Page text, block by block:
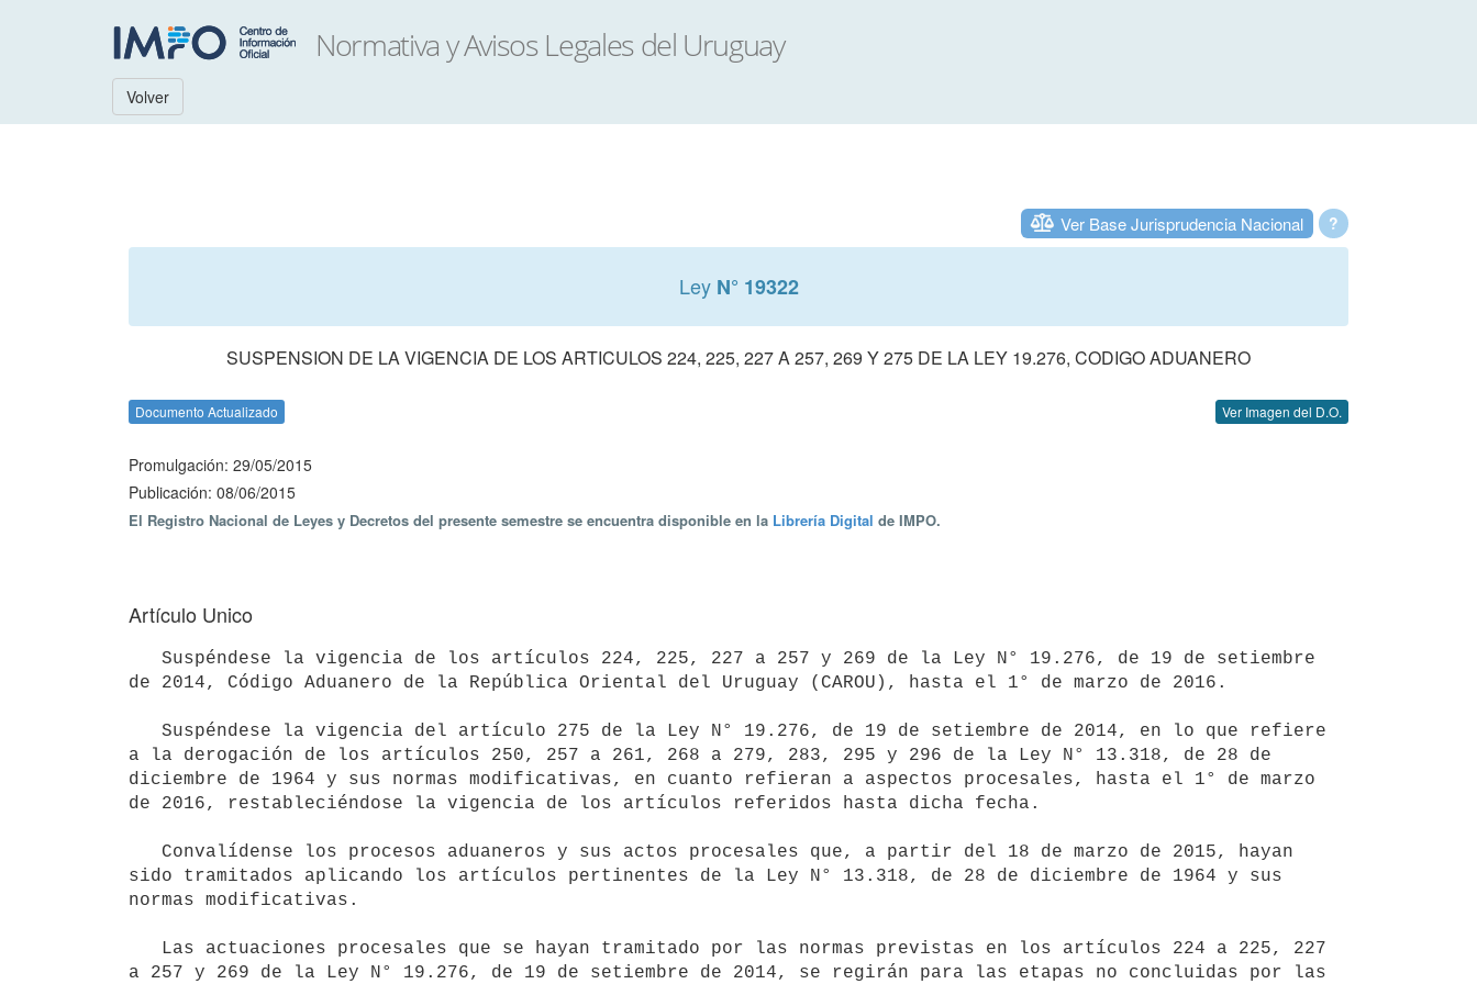
Volver
?
Ver Base Jurisprudencia Nacional
Ley N° 19322
SUSPENSION DE LA VIGENCIA DE LOS ARTICULOS 224, 225, 227 A 257, 269 Y 275 DE LA LEY 19.276, CODIGO ADUANERO
Documento Actualizado Ver Imagen del D.O.
Promulgación: 29/05/2015
Publicación: 08/06/2015
El Registro Nacional de Leyes y Decretos del presente semestre se encuentra disponible en la Librería Digital de IMPO.
Artículo Unico
de 2014, Código Aduanero de la República Oriental del Uruguay (CAROU), hasta el 1° de marzo de 2016.
a la derogación de los artículos 250, 257 a 261, 268 a 279, 283, 295 y 296 de la Ley N° 13.318, de 28 de
diciembre de 1964 y sus normas modificativas, en cuanto refieran a aspectos procesales, hasta el 1° de marzo
de 2016, restableciéndose la vigencia de los artículos referidos hasta dicha fecha.
sido tramitados aplicando los artículos pertinentes de la Ley N° 13.318, de 28 de diciembre de 1964 y sus
normas modificativas.
a 257 y 269 de la Ley N° 19.276, de 19 de setiembre de 2014, se regirán para las etapas no concluidas por las